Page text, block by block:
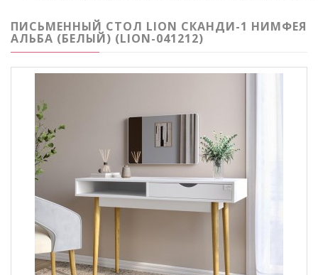
ПИСЬМЕННЫЙ СТОЛ LION СКАНДИ-1 НИМФЕЯ
АЛЬБА (БЕЛЫЙ) (LION-041212)